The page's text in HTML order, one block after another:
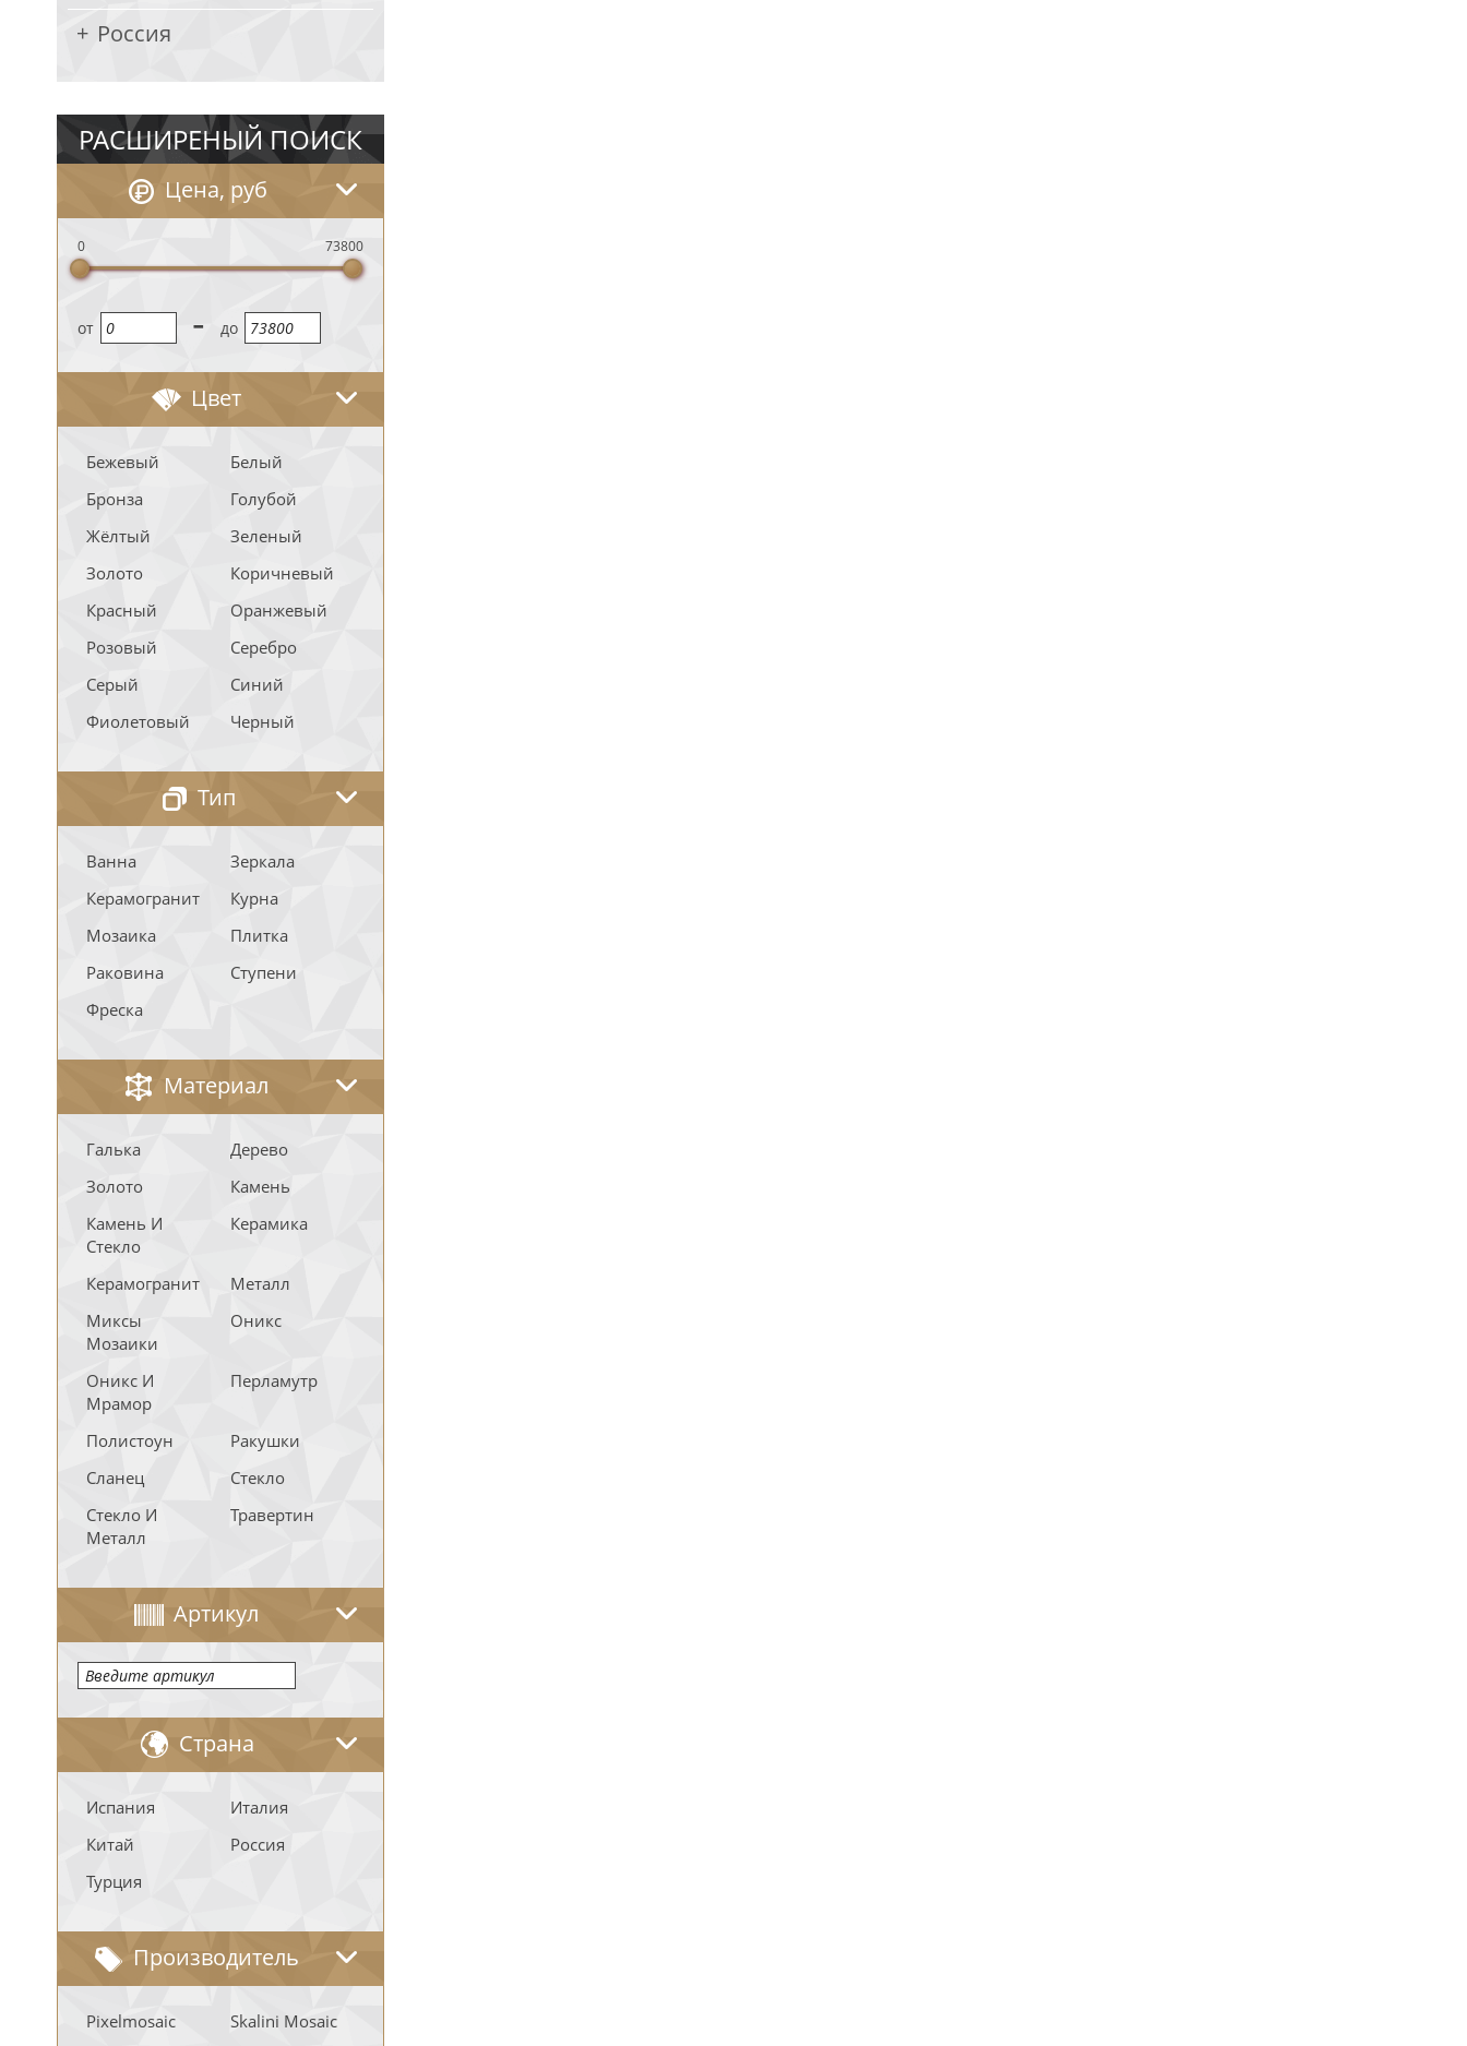
Россия
РАСШИРЕНЫЙ ПОИСК
Цена, руб
0 73800
oт - до
Цвет
Бежевый
Белый
Бронза
Голубой
Жёлтый
Зеленый
Золото
Коричневый
Красный
Оранжевый
Розовый
Серебро
Серый
Синий
Фиолетовый
Черный
Тип
Ванна
Зеркала
Керамогранит
Курна
Мозаика
Плитка
Раковина
Ступени
Фреска
Материал
Галька
Дерево
Золото
Камень
Камень И
Стекло
Керамика
Керамогранит
Металл
Миксы
Мозаики
Оникс
Оникс И
Мрамор
Перламутр
Полистоун
Ракушки
Сланец
Стекло
Стекло И
Металл
Травертин
Артикул
Страна
Испания
Италия
Китай
Россия
Турция
Производитель
Pixelmosaic Skalini Mosaic